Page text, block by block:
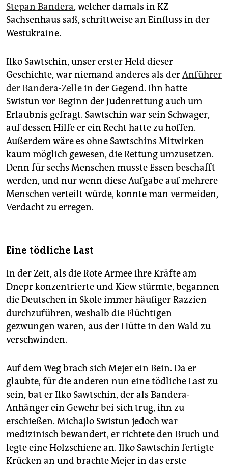
Stepan Bandera, welcher damals in KZ
Sachsenhaus saß, schrittweise an Einfluss in der
Westukraine.
Ilko Sawtschin, unser erster Held dieser
Geschichte, war niemand anderes als derAnführer
der Bandera-Zellein der Gegend. Ihn hatte
Swistun vor Beginn der Judenrettung auch um
Erlaubnis gefragt. Sawtschin war sein Schwager,
auf dessen Hilfe er ein Recht hatte zu hoffen.
Außerdem wäre es ohne Sawtschins Mitwirken
kaum möglich gewesen, die Rettung umzusetzen.
Denn für sechs Menschen musste Essen beschafft
werden, und nur wenn diese Aufgabe auf mehrere
Menschen verteilt würde, konnte man vermeiden,
Verdacht zu erregen.
Eine tödliche Last
In der Zeit, als die Rote Armee ihre Kräfte am
Dnepr konzentrierte und Kiew stürmte, begannen
die Deutschen in Skole immer häufiger Razzien
durchzuführen, weshalb die Flüchtigen
gezwungen waren, aus der Hütte in den Wald zu
verschwinden.
Auf dem Weg brach sich Mejer ein Bein. Da er
glaubte, für die anderen nun eine tödliche Last zu
sein, bat er Ilko Sawtschin, der als Bandera-
Anhänger ein Gewehr bei sich trug, ihn zu
erschießen. Michajlo Swistun jedoch war
medizinisch bewandert, er richtete den Bruch und
legte eine Holzschiene an. Ilko Sawtschin fertigte
Krücken an und brachte Mejer in das erste